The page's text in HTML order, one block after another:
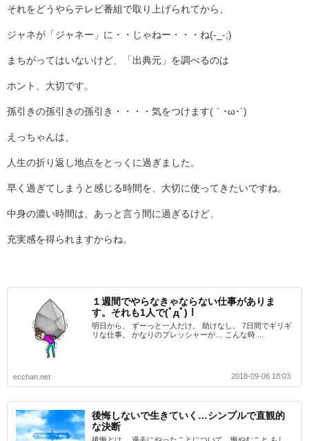
それをどうやらテレビ番組で取り上げられてから、
ジャネが「ジャネー」に・・じゃねー・・・ね(-_-;)
まちがってはいないけど、「出典元」を調べるのは
ホント、大切です。
孫引きの孫引きの孫引き・・・・気をつけます(｀･ω･´)ゞ
えっちゃんは、
人生の折り返し地点をとっくに過ぎました。
早く過ぎてしまうと感じる時間を、大切に使ってきたいですね。
中身の濃い時間は、あっと言う間に過ぎるけど、
充実感を得られますからね。
１週間でやらなきゃならない仕事がありま
す。それも1人で(ﾟдﾟ)！
明日から、 ずーっと一人だけ。 助けなし。 7日間でギリギ
リな仕事。 かなりのプレッシャーが… こんな時 ...
ecchan.net 2018-09-06 18:03
後悔しないで生きていく…シンプルで直観的
な決断